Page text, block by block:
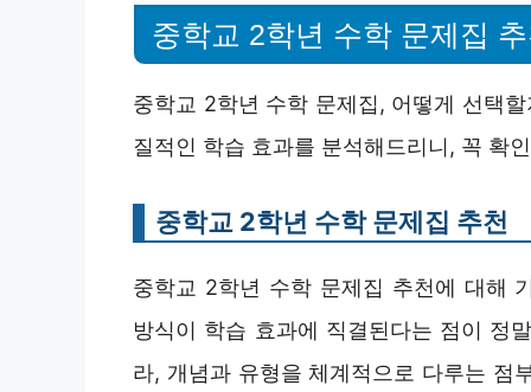
중학교 2학년 수학 문제집
중학교 2학년 수학 문제집, 어떻게 선택
질적인 학습 효과를 분석해드리니, 꼭 확
중학교 2학년 수학 문제집 추천
중학교 2학년 수학 문제집 추천에 대해
방식이 학습 효과에 직결된다는 점이 정
라, 개념과 유형을 체계적으로 다루는 점